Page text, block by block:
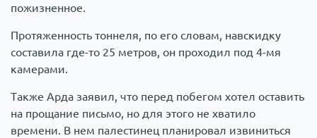
пожизненное.
Протяженность тоннеля, по его словам, навскидку
составила где-то 25 метров, он проходил под 4-мя
камерами.
Также Арда заявил, что перед побегом хотел оставить
на прощание письмо, но для этого не хватило
времени. В нем палестинец планировал извиниться